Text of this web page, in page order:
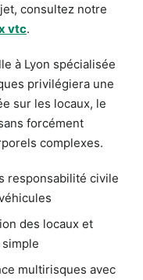
consultez notre
vtc.
à Lyon spécialisée
privilégiera une
sur les locaux, le
forcément
complexes.
responsabilité civile
des locaux et
multirisques avec